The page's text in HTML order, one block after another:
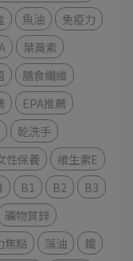
魚油
免疫力
葉黃素
膳食纖維
EPA推薦
乾洗手
性保養
維生素E
B1 B2
B3
礦物質鋅
焦點 藻油
鐵